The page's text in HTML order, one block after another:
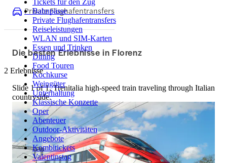
Tickets für den Zug
Bahnpässe
Private Flughafentransfers
Reiseleistungen
WLAN und SIM-Karten
Essen und Trinken
Dining
Food Touren
Kochkurse
Weingüter
Unterhaltung
Klassische Konzerte
Oper
Abenteuer
Outdoor-Aktivitäten
Angebote
Kombitickets
Valentinstag
Private Flughafentransfers
Die besten Erlebnisse in Florenz
2 Erlebnisse
Slide 1 of 1, Trenitalia high-speed train traveling through Italian
countryside.